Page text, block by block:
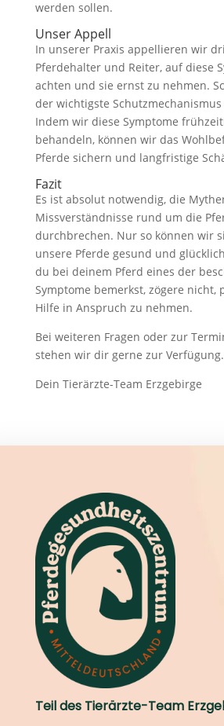
werden sollen.
Unser Appell
In unserer Praxis appellieren wir
Pferdehalter und Reiter, auf diese
achten und sie ernst zu nehmen.
der wichtigste
Indem wir diese Symptome
behandeln, können wir das
Pferde sichern und langfristige
Fazit
Es ist absolut notwendig, die
Missverständnisse rund um die
durchbrechen. Nur so können wir
unsere Pferde gesund und
du bei deinem Pferd eines der
Symptome bemerkst, zögere nicht,
Hilfe in Anspruch zu nehmen.
Bei weiteren Fragen oder zur
stehen wir dir gerne zur Verfügung.
Dein Tierärzte-Team Erzgebirge
Teil des Tierärzte-Team